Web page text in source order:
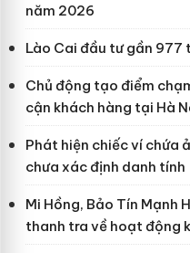
năm 2026
Lào Cai đầu tư gần 977
Chủ động tạo điểm
cận khách hàng tại Hà
Phát hiện chiếc ví chứa
chưa xác định danh tính
Mi Hồng, Bảo Tín Mạnh
thanh tra về hoạt động